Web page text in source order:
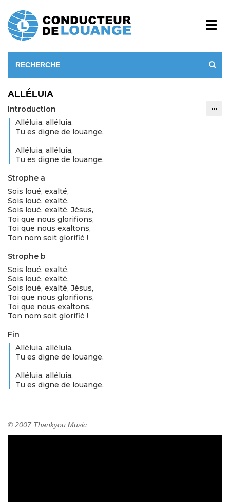
ALLÉLUIA
Introduction
Alléluia, alléluia,
Tu es digne de louange.
Alléluia, alléluia,
Tu es digne de louange.
Strophe a
Sois loué, exalté,
Sois loué, exalté,
Sois loué, exalté, Jésus,
Toi que nous glorifions,
Toi que nous exaltons,
Ton nom soit glorifié !
Strophe b
Sois loué, exalté,
Sois loué, exalté,
Sois loué, exalté, Jésus,
Toi que nous glorifions,
Toi que nous exaltons,
Ton nom soit glorifié !
Fin
Alléluia, alléluia,
Tu es digne de louange.
Alléluia, alléluia,
Tu es digne de louange.
© 2007 Thankyou Music